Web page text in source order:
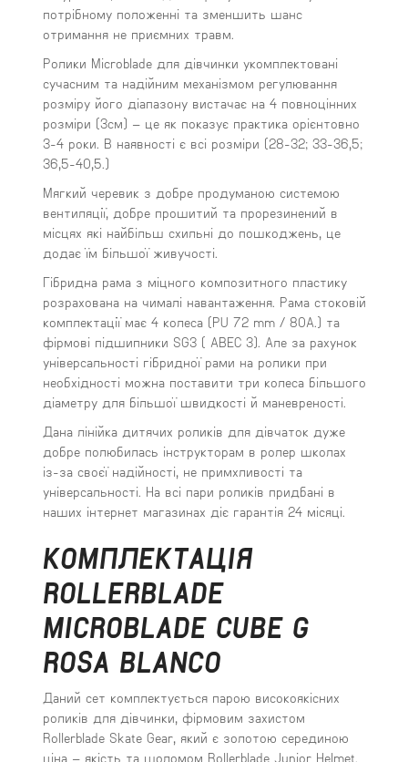
потрібному положенні та зменшить шанс
отримання не приємних травм.
Ролики Microblade для дівчинки укомплектовані
сучасним та надійним механізмом регулювання
розміру його діапазону вистачає на 4 повноцінних
розміри (3см) – це як показує практика орієнтовно
3-4 роки. В наявності є всі розміри (28-32; 33-36,5;
36,5-40,5.)
Мягкий черевик з добре продуманою системою
вентиляції, добре прошитий та прорезинений в
місцях які найбільш схильні до пошкоджень, це
додає їм більшої живучості.
Гібридна рама з міцного композитного пластику
розрахована на чималі навантаження. Рама стоковій
комплектації має 4 колеса (PU 72 mm / 80A.) та
фірмові підшипники SG3 ( ABEC 3). Але за рахунок
універсальності гібридної рами на ролики при
необхідності можна поставити три колеса більшого
діаметру для більшої швидкості й маневреності.
Дана лінійка дитячих роликів для дівчаток дуже
добре полюбилась інструкторам в ролер школах
із-за своєї надійності, не примхливості та
універсальності. На всі пари роликів придбані в
наших інтернет магазинах діє гарантія 24 місяці.
КОМПЛЕКТАЦІЯ
ROLLERBLADE
MICROBLADE CUBE G
ROSA BLANCO
Даний сет комплектується парою високоякісних
роликів для дівчинки, фірмовим захистом
Rollerblade Skate Gear, який є золотою серединою
ціна – якість та шоломом Rollerblade Junior Helmet.